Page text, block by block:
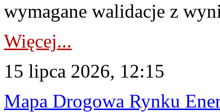
wymagane walidacje z
Więcej...
15 lipca 2026, 12:15
Mapa Drogowa Rynku